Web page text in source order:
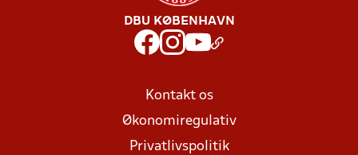
DBU KØBENHAVN
Kontakt os
Økonomiregulativ
Privatlivspolitik